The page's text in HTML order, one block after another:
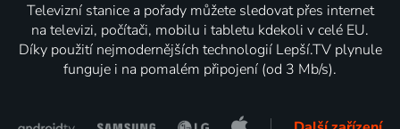
Televizní stanice a pořady můžete sledovat přes internet
na televizi, počítači, mobilu i tabletu kdekoli v celé EU.
Díky použití nejmodernějších technologií Lepší.TV plynule
funguje i na pomalém připojení (od 3 Mb/s).